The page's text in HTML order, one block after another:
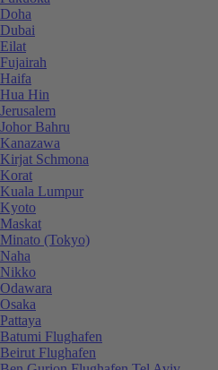
Doha
Dubai
Eilat
Fujairah
Haifa
Hua Hin
Jerusalem
Johor Bahru
Kanazawa
Kirjat Schmona
Korat
Kuala Lumpur
Kyoto
Maskat
Minato (Tokyo)
Naha
Nikko
Odawara
Osaka
Pattaya
Batumi Flughafen
Beirut Flughafen